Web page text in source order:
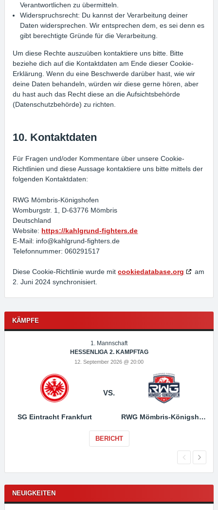
Verantwortlichen zu übermitteln.
Widerspruchsrecht: Du kannst der Verarbeitung deiner
Daten widersprechen. Wir entsprechen dem, es sei denn es
gibt berechtigte Gründe für die Verarbeitung.
Um diese Rechte auszuüben kontaktiere uns bitte. Bitte
beziehe dich auf die Kontaktdaten am Ende dieser Cookie-
Erklärung. Wenn du eine Beschwerde darüber hast, wie wir
deine Daten behandeln, würden wir diese gerne hören, aber
du hast auch das Recht diese an die Aufsichtsbehörde
(Datenschutzbehörde) zu richten.
10. Kontaktdaten
Für Fragen und/oder Kommentare über unsere Cookie-
Richtlinien und diese Aussage kontaktiere uns bitte mittels der
folgenden Kontaktdaten:
RWG Mömbris-Königshofen
Womburgstr. 1, D-63776 Mömbris
Deutschland
Website: https://kahlgrund-fighters.de
E-Mail: info@kahlgrund-fighters.de
Telefonnummer: 060291517
Diese Cookie-Richtlinie wurde mitcookiedatabase.org
am
2. Juni 2024 synchronisiert.
KÄMPFE
1. Mannschaft
HESSENLIGA 2. KAMPFTAG
12. September 2026 @ 20:00
SG Eintracht Frankfurt
VS.
RWG Mömbris-Königshofen
BERICHT
NEUIGKEITEN